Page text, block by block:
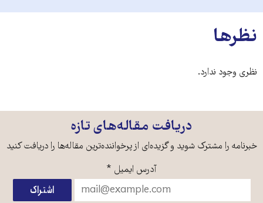
نظرها
نظری وجود ندارد.
دریافت مقاله‌های تازه
خبرنامه را مشترک شوید و گزیده‌ای از پرخواننده‌ترین مقاله‌ها را دریافت کنید
آدرس ایمیل *